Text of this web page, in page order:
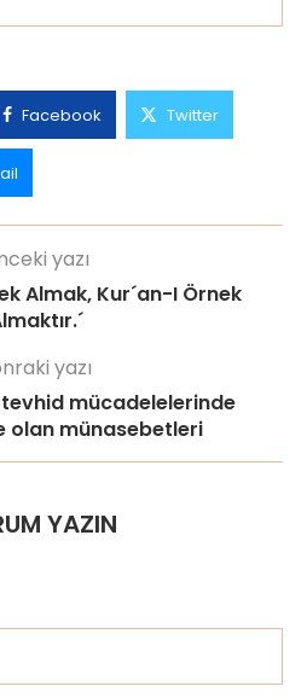
Facebook Twitter
yazı
Almak, Kur´an-I Örnek
yazı
mücadelelerinde
olan münasebetleri
YAZIN